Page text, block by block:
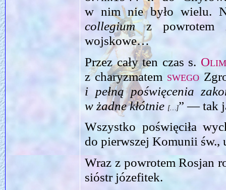
w nim nie było wielu.
collegiumz powrotem
wojskowe…
Przez cały ten czas s.
z charyzmatem swego
i pełną poświęcenia
w żadne kłótnie […]” — tak
Wszystko poświęciła
do pierwszej Komunii św.,
Wraz z powrotem Rosjan
sióstr józefitek.